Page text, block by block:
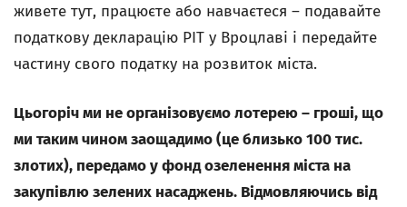
живете тут, працюєте або навчаєтеся – подавайте
податкову декларацію PIT у Вроцлаві і передайте
частину свого податку на розвиток міста.
Цьогоріч ми не організовуємо лотерею – гроші, що
ми таким чином заощадимо (це близько 100 тис.
злотих), передамо у фонд озеленення міста на
закупівлю зелених насаджень. Відмовляючись від